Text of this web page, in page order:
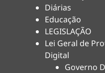
Diárias
Educação
LEGISLAÇÃO
Lei Geral de
Digital
Governo